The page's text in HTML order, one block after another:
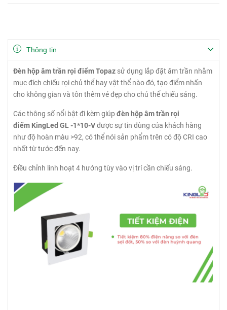
Thông tin
Đèn hộp âm trần rọi điểm Topaz sử dụng lắp đặt âm trần nhằm
mục đích chiếu rọi chủ thể hay vật thể nào đó, tạo điểm nhấn
cho không gian và tôn thêm vẻ đẹp cho chủ thể chiếu sáng.
Các thông số nổi bật đi kèm giúp đèn hộp âm trần rọi
điểm KingLed GL -1*10-Vđược sự tin dùng của khách hàng
như độ hoàn màu >92, có thể nói sản phẩm trên có độ CRI cao
nhất từ tước đến nay.
Điều chỉnh linh hoạt 4 hướng tùy vào vị trí cần chiếu sáng.